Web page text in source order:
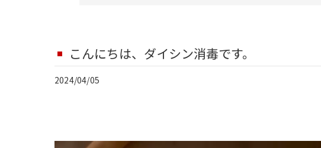
こんにちは、ダイシン消毒です。
2024/04/05